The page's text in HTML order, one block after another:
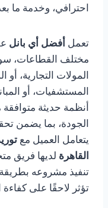
احترافي، وخدمة ما
تعمل أفضل أي بانل
مختلف القطاعات،
المولات التجارية، أو
المستشفيات، أو
أنظمة حديثة متوافقة
الجودة، بما يضمن
يتعامل العميل مع
القاهرة لديها فريق
تنفيذ مشروعه
تؤثر لاحقًا على كفاءة